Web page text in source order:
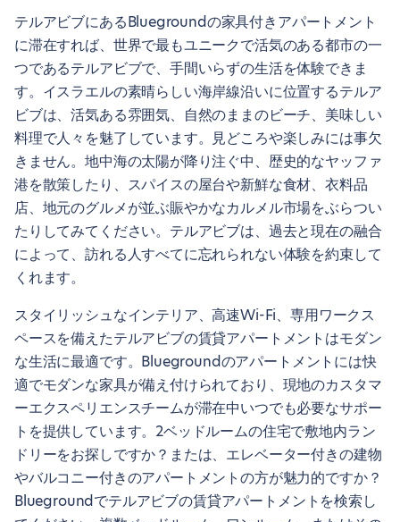
テルアビブにあるBluegroundの家具付きアパートメント
に滞在すれば、世界で最もユニークで活気のある都市の一
つであるテルアビブで、手間いらずの生活を体験できま
す。イスラエルの素晴らしい海岸線沿いに位置するテルア
ビブは、活気ある雰囲気、自然のままのビーチ、美味しい
料理で人々を魅了しています。見どころや楽しみには事欠
きません。地中海の太陽が降り注ぐ中、歴史的なヤッファ
港を散策したり、スパイスの屋台や新鮮な食材、衣料品
店、地元のグルメが並ぶ賑やかなカルメル市場をぶらつい
たりしてみてください。テルアビブは、過去と現在の融合
によって、訪れる人すべてに忘れられない体験を約束して
くれます。
スタイリッシュなインテリア、高速Wi-Fi、専用ワークス
ペースを備えたテルアビブの賃貸アパートメントはモダン
な生活に最適です。Bluegroundのアパートメントには快
適でモダンな家具が備え付けられており、現地のカスタマ
ーエクスペリエンスチームが滞在中いつでも必要なサポー
トを提供しています。2ベッドルームの住宅で敷地内ラン
ドリーをお探しですか？または、エレベーター付きの建物
やバルコニー付きのアパートメントの方が魅力的ですか？
Bluegroundでテルアビブの賃貸アパートメントを検索し